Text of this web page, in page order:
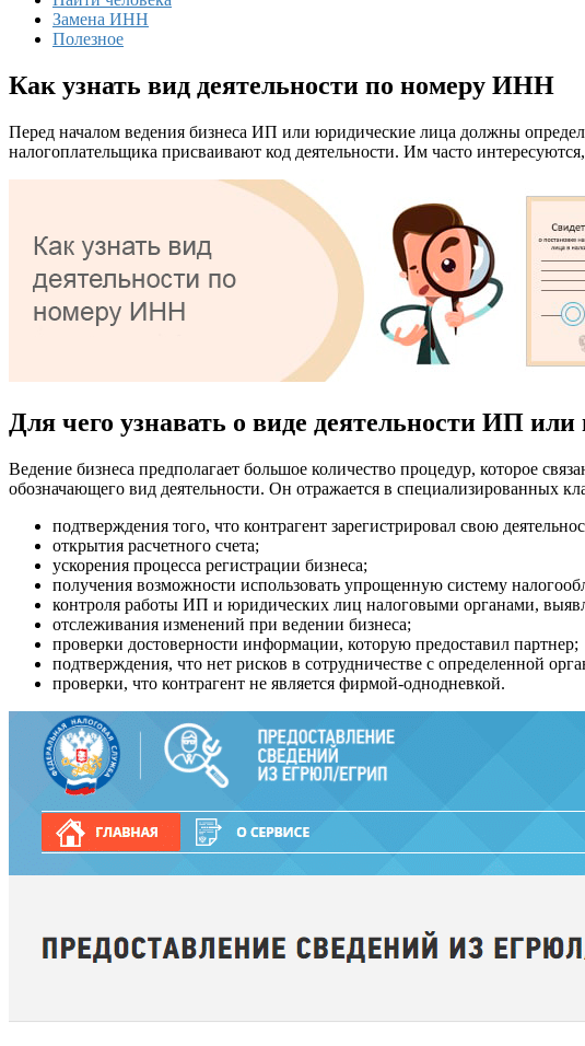
Замена ИНН
Полезное
Как узнать вид деятельности по номеру ИНН
Перед началом ведения бизнеса ИП или юридические лица должны
налогоплательщика присваивают код деятельности. Им часто
Для чего узнавать о виде деятельности ИП
Ведение бизнеса предполагает большое количество процедур, которое
обозначающего вид деятельности. Он отражается в специализированных
подтверждения того, что контрагент зарегистрировал свою
открытия расчетного счета;
ускорения процесса регистрации бизнеса;
получения возможности использовать упрощенную систему
контроля работы ИП и юридических лиц налоговыми органами,
отслеживания изменений при ведении бизнеса;
проверки достоверности информации, которую предоставил партнер;
подтверждения, что нет рисков в сотрудничестве с определенной
проверки, что контрагент не является фирмой-однодневкой.